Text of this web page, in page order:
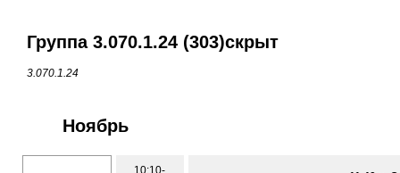
Группа 3.070.1.24 (303)скрыт
3.070.1.24
Ноябрь
10:10-